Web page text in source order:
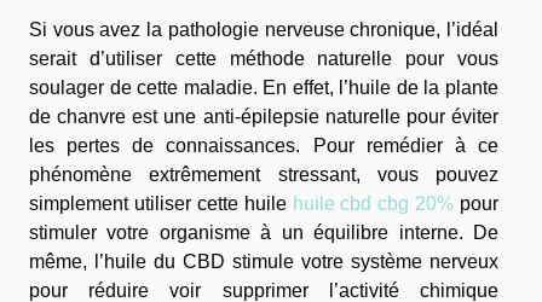
Si vous avez la pathologie nerveuse chronique, l’idéal
serait d’utiliser cette méthode naturelle pour vous
soulager de cette maladie. En effet, l’huile de la plante
de chanvre est une anti-épilepsie naturelle pour éviter
les pertes de connaissances. Pour remédier à ce
phénomène extrêmement stressant, vous pouvez
simplement utiliser cette huile huile cbd cbg 20% pour
stimuler votre organisme à un équilibre interne. De
même, l’huile du CBD stimule votre système nerveux
pour réduire voir supprimer l’activité chimique